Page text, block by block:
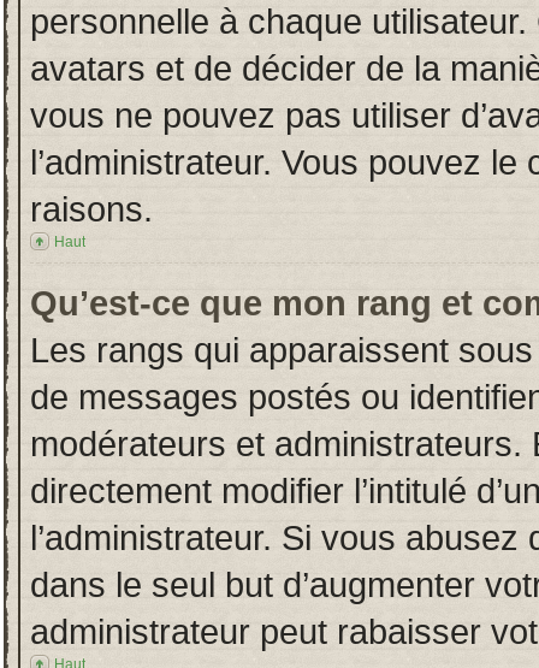
personnelle à chaque utilisateur.
avatars et de décider de la
vous ne pouvez pas utiliser
l’administrateur. Vous pouvez
raisons.
Haut
Qu’est-ce que mon rang et
Les rangs qui apparaissent
de messages postés ou
modérateurs et
directement modifier l’intitulé
l’administrateur. Si vous
dans le seul but d’augmenter
administrateur peut rabaisser
Haut